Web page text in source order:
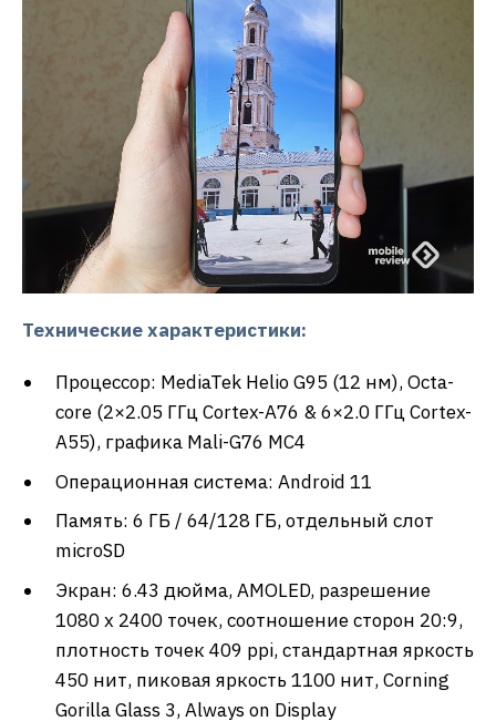
Технические характеристики:
Процессор: MediaTek Helio G95 (12 нм), Octa-
core (2×2.05 ГГц Cortex-A76 & 6×2.0 ГГц Cortex-
A55), графика Mali-G76 MC4
Операционная система: Android 11
Память: 6 ГБ / 64/128 ГБ, отдельный слот
microSD
Экран: 6.43 дюйма, AMOLED, разрешение
1080 x 2400 точек, соотношение сторон 20:9,
плотность точек 409 ppi, стандартная яркость
450 нит, пиковая яркость 1100 нит, Corning
Gorilla Glass 3, Always on Display